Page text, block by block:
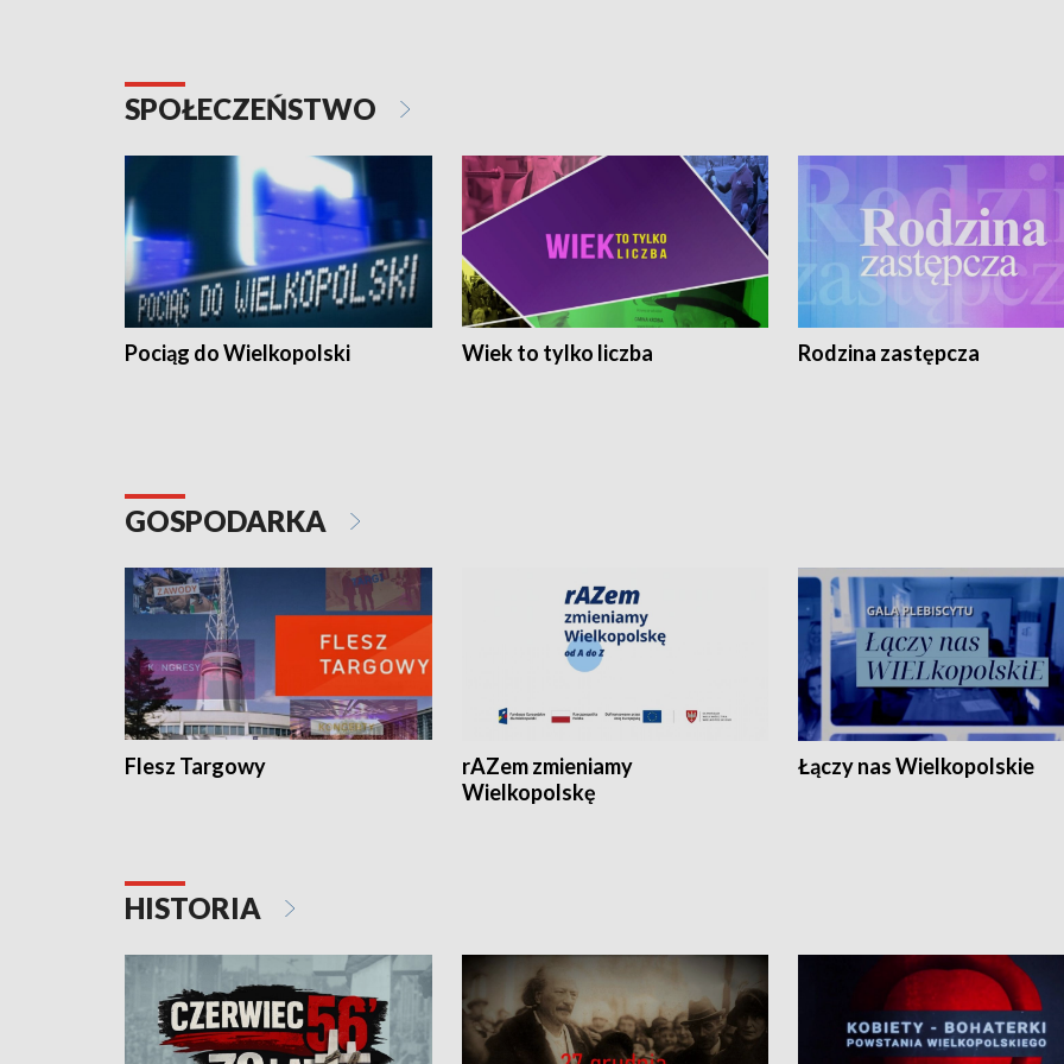
SPOŁECZEŃSTWO
Pociąg do Wielkopolski Wiek to tylko liczba Rodzina zastępcza
GOSPODARKA
Flesz Targowy
rAZem zmieniamy
Wielkopolskę
Łączy nas Wielkopolskie
HISTORIA